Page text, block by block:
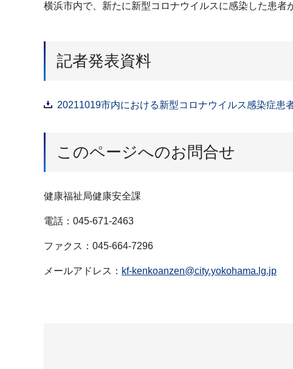
横浜市内で、新たに新型コロナウイルスに感染した患者
記者発表資料
20211019市内における新型コロナウイルス感染症患
このページへのお問合せ
健康福祉局健康安全課
電話：045-671-2463
ファクス：045-664-7296
メールアドレス： kf-kenkoanzen@city.yokohama.lg.jp